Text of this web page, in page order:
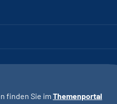
finden Sie im Themenportal